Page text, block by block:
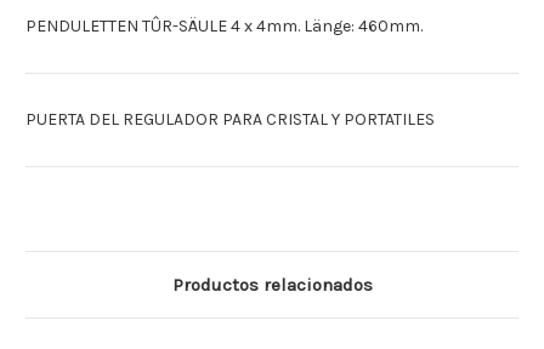
PENDULETTEN TÛR-SÄULE 4 x 4mm. Länge: 460mm.
PUERTA DEL REGULADOR PARA CRISTAL Y PORTATILES
Productos relacionados